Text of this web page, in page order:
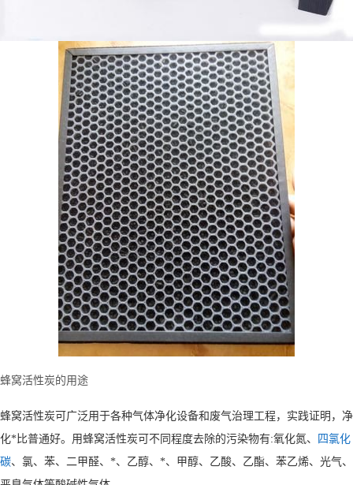
蜂窝活性炭的用途
蜂窝活性炭可广泛用于各种气体净化设备和废气治理工程，实践证明，净
化*比普通好。用蜂窝活性炭可不同程度去除的污染物有:氧化氮、
四氯化
碳、氯、苯、二甲醛、*、乙醇、*、甲醇、乙酸、乙酯、苯乙烯、光气、